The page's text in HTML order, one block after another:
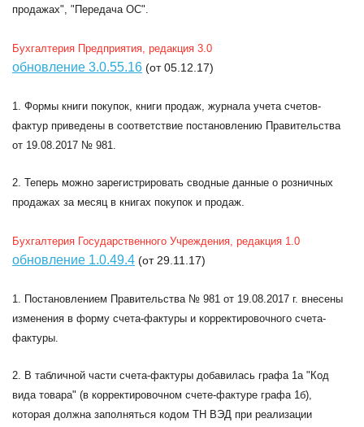
продажах", "Передача ОС".
Бухгалтерия Предприятия, редакция 3.0
обновление 3.0.55.16 (от 05.12.17)
1. Формы книги покупок, книги продаж, журнала учета счетов-
фактур приведены в соответствие постановлению Правительства
от 19.08.2017 № 981.
2. Теперь можно зарегистрировать сводные данные о розничных
продажах за месяц в книгах покупок и продаж.
Бухгалтерия Государственного Учреждения, редакция 1.0
обновление 1.0.49.4 (от 29.11.17)
1. Постановлением Правительства № 981 от 19.08.2017 г. внесены
изменения в форму счета-фактуры и корректировочного счета-
фактуры.
2. В табличной части счета-фактуры добавилась графа 1а "Код
вида товара" (в корректировочном счете-фактуре графа 1б),
которая должна заполняться кодом ТН ВЭД при реализации